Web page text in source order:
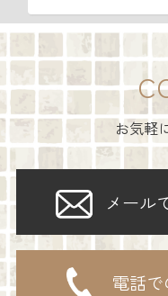
お気軽
メール
電話